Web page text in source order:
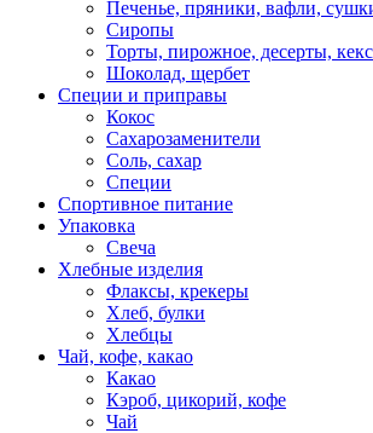
Печенье, пряники, вафли,
Сиропы
Торты, пирожное, десерты,
Шоколад, щербет
Специи и приправы
Кокос
Сахарозаменители
Соль, сахар
Специи
Спортивное питание
Упаковка
Свеча
Хлебные изделия
Флаксы, крекеры
Хлеб, булки
Хлебцы
Чай, кофе, какао
Какао
Кэроб, цикорий, кофе
Чай